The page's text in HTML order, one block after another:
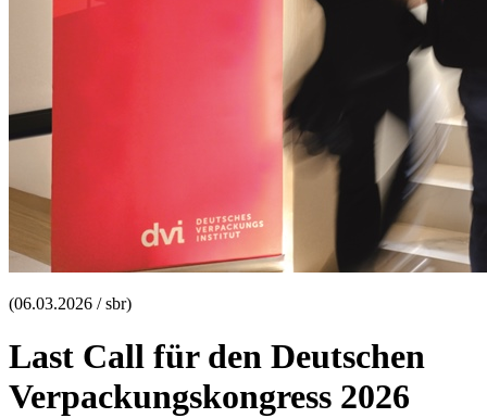
(06.03.2026 / sbr)
Last Call für den Deutschen
Verpackungskongress 2026